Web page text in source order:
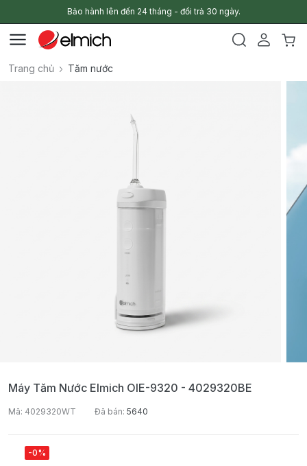
Bảo hành lên đến 24 tháng - đổi trả 30 ngày.
Trang chủ Tăm nước
Máy Tăm Nước Elmich OIE-9320 - 4029320BE
Mã: 4029320WT Đã bán: 5640
-0%